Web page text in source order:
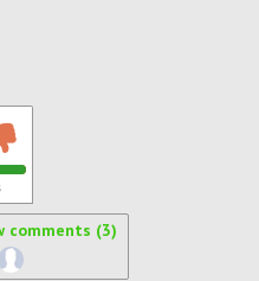
comments (3)